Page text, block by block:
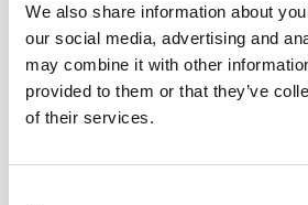
We also share information about
our social media, advertising and
may combine it with other
provided to them or that they’ve
of their services.